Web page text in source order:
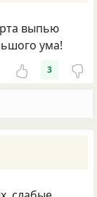
выпью
ума!
3